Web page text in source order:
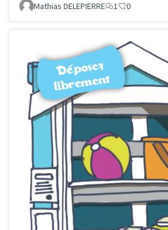
Mathias DELEPIERRE
1 0